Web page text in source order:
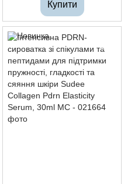
Sudee Regenerating
Radiance Mask, 10ml
Купити